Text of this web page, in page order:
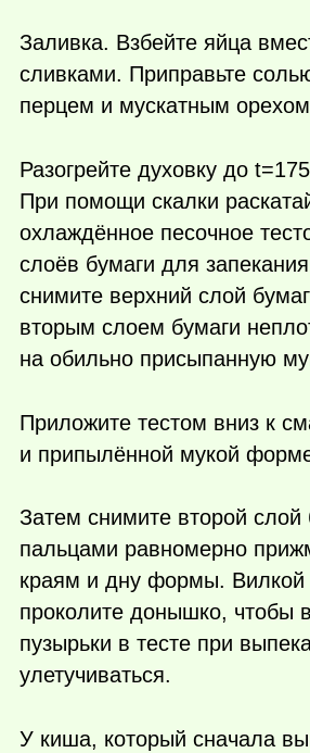
Заливка. Взбейте яйца
сливками. Приправьте
перцем и мускатным
Разогрейте духовку до
При помощи скалки
охлаждённое песочное
слоёв бумаги для
снимите верхний слой
вторым слоем бумаги
на обильно присыпанную
Приложите тестом вниз к
и припылённой мукой
Затем снимите второй слой
пальцами равномерно
краям и дну формы. Вилкой
проколите донышко, чтобы
пузырьки в тесте при
улетучиваться.
У киша, который сначала